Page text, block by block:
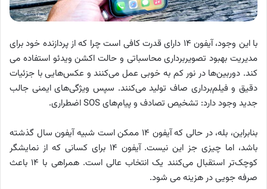
با این وجود، آیفون ۱۴ دارای قدرت کافی است چرا که از پردازنده خود برای
مدیریت بهبود تصویربرداری محاسباتی و حالت اکشن ویدئو استفاده می
کند. دوربین‌ها در نور کم به خوبی عمل می‌کنند و عکس‌هایی با جزئیات
دقیق و فیلم‌برداری صاف تولید می‌کنند. سپس ویژگی‌های ایمنی جالب
جدید وجود دارد: تشخیص تصادف و پیام‌های SOS اضطراری.
بنابراین، بله، در حالی که آیفون ۱۴ ممکن است شبیه آیفون سال گذشته
باشد، اما چیزی جز این نیست. آیفون ۱۴ برای کسانی که از نمایشگر
کوچک‌تر استقبال می‌کنند یک انتخاب عالی است. همراهی با ۱۴ باعث
صرفه جویی در هزینه می شود.